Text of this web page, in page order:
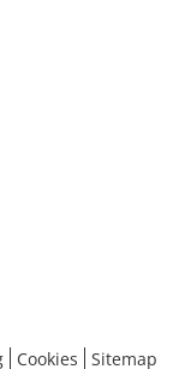
Cookies Sitemap